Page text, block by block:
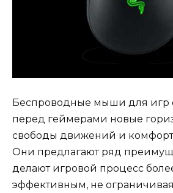
Беспроводные мыши для игр
перед геймерами новые
свободы движений и
Они предлагают ряд
делают игровой процесс
эффективным, не